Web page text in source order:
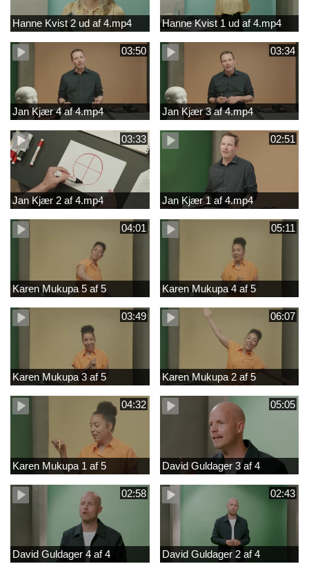
Hanne Kvist 2 ud af 4.mp4 Hanne Kvist 1 ud af 4.mp4
03:50
Jan Kjær 4 af 4.mp4
03:34
Jan Kjær 3 af 4.mp4
03:33
Jan Kjær 2 af 4.mp4
02:51
Jan Kjær 1 af 4.mp4
04:01
Karen Mukupa 5 af 5
05:11
Karen Mukupa 4 af 5
03:49
Karen Mukupa 3 af 5
06:07
Karen Mukupa 2 af 5
04:32
Karen Mukupa 1 af 5
05:05
David Guldager 3 af 4
02:58
David Guldager 4 af 4
02:43
David Guldager 2 af 4